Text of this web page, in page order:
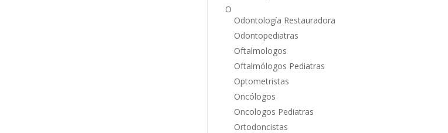
O
Odontología Restauradora
Odontopediatras
Oftalmologos
Oftalmólogos Pediatras
Optometristas
Oncólogos
Oncologos Pediatras
Ortodoncistas